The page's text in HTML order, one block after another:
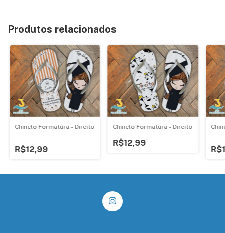
Produtos relacionados
Chinelo Formatura - Direito
-
R$12,99
Chinelo Formatura - Direito
R$12,99
-